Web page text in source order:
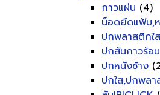
กาวแผ่น (4)
น็อดยึดแฟ้ม,
ปกพลาสติกใ
ปกสันกาวร้อน
ปกหนังช้าง
ปกใส,ปกพล